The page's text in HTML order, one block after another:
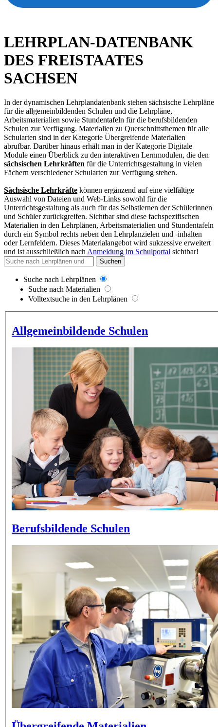
LEHRPLAN-DATENBANK
DES FREISTAATES
SACHSEN
In der dynamischen Lehrplandatenbank stehen sächsische Lehrpläne
für die allgemeinbildenden Schulen und die Lehrpläne,
Arbeitsmaterialien sowie Stundentafeln für die berufsbildenden
Schulen zur Verfügung. Materialien zu Querschnittsthemen für alle
Schularten sind in der Kategorie Übergreifende Materialien
abrufbar. Darüber hinaus erhält man in der Kategorie Digitale
Module einen Überblick zu den interaktiven Lernmodulen, die den
sächsischen Lehrkräften für die Unterrichtsgestaltung in vielen
Fächern verschiedener Schularten zur Verfügung stehen.
Sächsische Lehrkräfte können ergänzend auf eine vielfältige
Auswahl von Dateien und Web-Links sowohl für die
Unterrichtsgestaltung als auch für das Selbstlernen der Schülerinnen
und Schüler zurückgreifen. Sichtbar sind diese fachspezifischen
Materialien in den Lehrplänen, Arbeitsmaterialien und Stundentafeln
durch ein Symbol rechts neben den Lehrplanzielen und -inhalten
oder Lernfeldern. Dieses Materialangebot wird sukzessive erweitert
und ist ausschließlich nach Anmeldung im Schulportal sichtbar!
Suchen
Suche nach Lehrplänen
Suche nach Materialien
Volltextsuche in den Lehrplänen
Allgemeinbildende Schulen
Berufsbildende Schulen